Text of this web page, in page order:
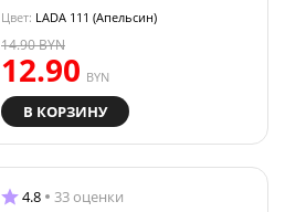
Цвет: LADA 111 (Апельсин)
12.90 BYN
14.90BYN
В КОРЗИНУ
4.8 33 оценки